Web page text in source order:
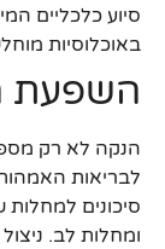
סיוע כלכליים
באוכלוסיות
השפעת
הנקה לא רק
לבריאות
ומחלות לב.